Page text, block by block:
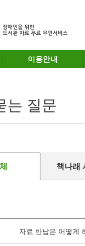
이용안내
는 질문
책나래
자료 반납은 어떻게